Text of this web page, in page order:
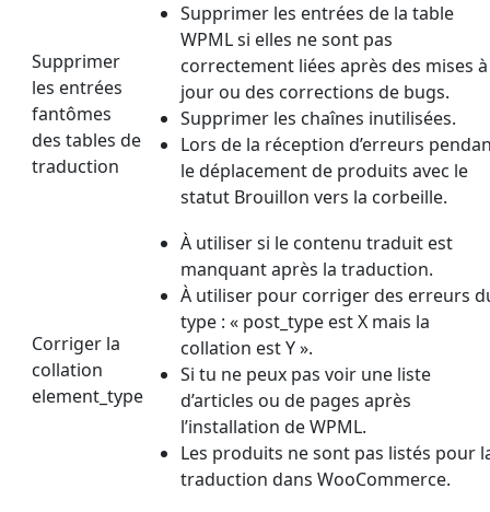
Supprimer
les entrées
fantômes
des tables de
traduction
Supprimer les entrées de la table
WPML si elles ne sont pas
correctement liées après des mises à
jour ou des corrections de bugs.
Supprimer les chaînes inutilisées.
Lors de la réception d’erreurs
le déplacement de produits avec le
statut Brouillon vers la corbeille.
Corriger la
collation
element_type
À utiliser si le contenu traduit est
manquant après la traduction.
À utiliser pour corriger des erreurs
type : « post_type est X mais la
collation est Y ».
Si tu ne peux pas voir une liste
d’articles ou de pages après
l’installation de WPML.
Les produits ne sont pas listés pour
traduction dans WooCommerce.